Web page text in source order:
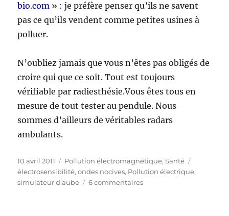
bio.com » : je préfère penser qu’ils ne savent
pas ce qu’ils vendent comme petites usines à
polluer.
N’oubliez jamais que vous n’êtes pas obligés de
croire qui que ce soit. Tout est toujours
vérifiable par radiesthésie.Vous êtes tous en
mesure de tout tester au pendule. Nous
sommes d’ailleurs de véritables radars
ambulants.
Publié
le
10 avril 2011 Catégories
Pollution électromagnétique,Santé
électrosensibilité,ondes nocives, Pollution électrique,
simulateur d'aube
6 commentairessur